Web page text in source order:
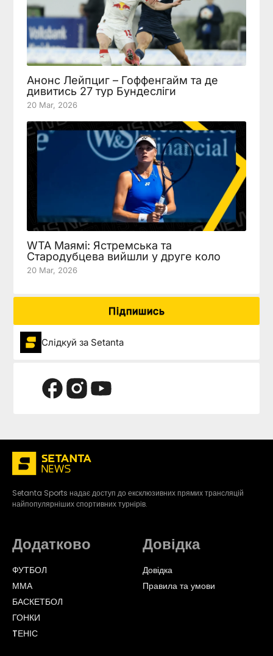
Анонс Лейпциг – Гоффенгайм та де
дивитись 27 тур Бундесліги
20 Mar, 2026
WTA Маямі: Ястремська та
Стародубцева вийшли у друге коло
20 Mar, 2026
Підпишись
Слідкуй за Setanta
Setanta Sports надає доступ до ексклюзивних прямих трансляцій
найпопулярніших спортивних турнірів.
Додатково
ФУТБОЛ
ММА
БАСКЕТБОЛ
ГОНКИ
TЕНІС
Довідка
Довідка
Правила та умови